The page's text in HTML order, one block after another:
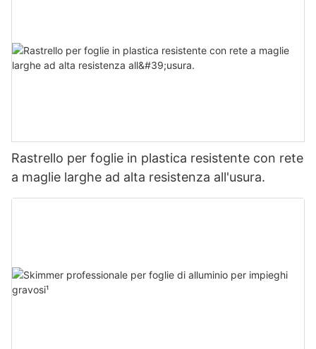
Rastrello per foglie in plastica resistente con rete
a maglie larghe ad alta resistenza all'usura.